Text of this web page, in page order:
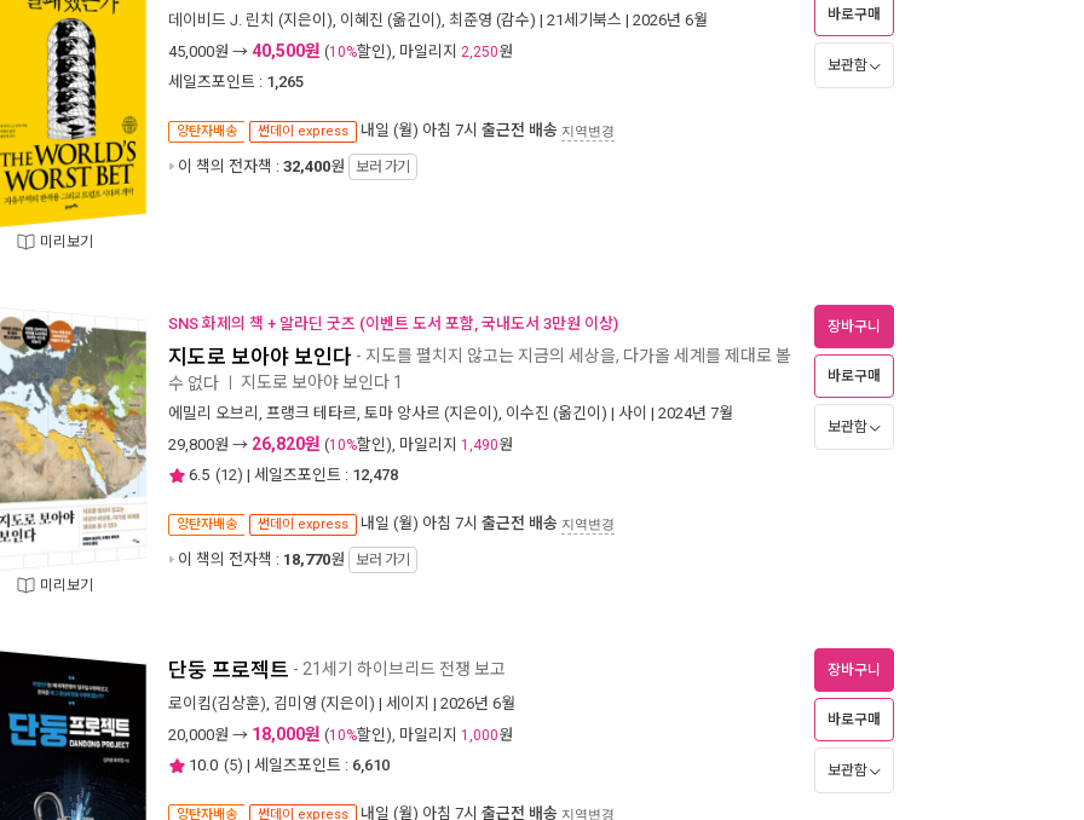
미리보기
데이비드 J. 린치 (지은이), 이혜진 (옮긴이), 최준영 (감수) | 21세기북스 | 2026년 6월
45,000원 → 40,500원 (10%할인), 마일리지 2,250원
세일즈포인트 : 1,265
양탄자배송 썬데이 express 내일 (월) 아침 7시 출근전 배송 지역변경
이 책의 전자책 : 32,400원 보러 가기
바로구매
보관함
미리보기
SNS 화제의 책 + 알라딘 굿즈 (이벤트 도서 포함, 국내도서 3만원 이상)
지도로 보아야 보인다 - 지도를 펼치지 않고는 지금의 세상을, 다가올 세계를 제대로 볼
수 없다 지도로 보아야 보인다 1
에밀리 오브리 , 프랭크 테타르, 토마 앙사르 (지은이), 이수진 (옮긴이) | 사이 | 2024년 7월
29,800원 → 26,820원 (10%할인), 마일리지 1,490원
6.5 (12) | 세일즈포인트 : 12,478
양탄자배송 썬데이 express 내일 (월) 아침 7시 출근전 배송 지역변경
이 책의 전자책 : 18,770원 보러 가기
장바구니
바로구매
보관함
단둥 프로젝트 - 21세기 하이브리드 전쟁 보고
로이킴(김상훈), 김미영 (지은이) | 세이지 | 2026년 6월
20,000원 → 18,000원 (10%할인), 마일리지 1,000원
10.0 (5) | 세일즈포인트 : 6,610
양탄자배송 썬데이 express 내일 (월) 아침 7시 출근전 배송 지역변경
장바구니
바로구매
보관함